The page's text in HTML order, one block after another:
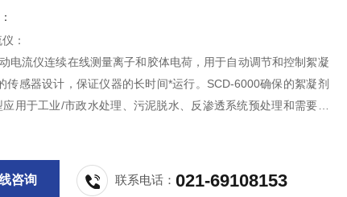
：
电流仪连续在线测量离子和胶体电荷，用于自动调节和控制絮凝
传感器设计，保证仪器的长时间*运行。SCD-6000确保的絮凝剂
用于工业/市政水处理、污泥脱水、反渗透系统预处理和需要投
咨询 联系电话：021-69108153